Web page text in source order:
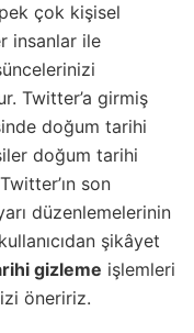
çok kişisel
insanlar ile
Twitter’a girmiş
doğum tarihi
doğum tarihi
son
düzenlemelerinin
şikâyet
gizleme işlemleri
öneririz.